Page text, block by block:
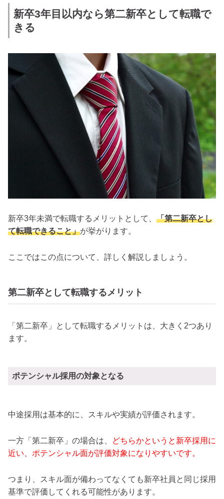
新卒3年目以内なら第二新卒として転職で
きる
新卒3年未満で転職するメリットとして、 「第二新卒とし
て転職できること」が挙がります。
ここではこの点について、詳しく解説しましょう。
第二新卒として転職するメリット
「第二新卒」として転職するメリットは、大きく2つあり
ます。
ポテンシャル採用の対象となる
中途採用は基本的に、スキルや実績が評価されます。
一方「第二新卒」の場合は、
どちらかというと新卒採用に
近い、ポテンシャル面が評価対象になりやすいです。
つまり、スキル面が備わってなくても新卒社員と同じ採用
基準で評価してくれる可能性があります。